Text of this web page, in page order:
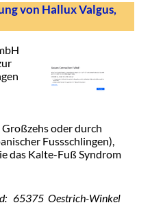
von Hallux Valgus,
oder durch
Fussschlingen),
das Kalte-Fuß Syndrom
65375 Oestrich-Winkel